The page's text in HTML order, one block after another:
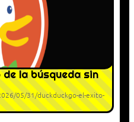
la búsqueda sin
05/31/duckduckgo-el-exito-